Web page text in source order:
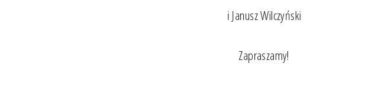
i Janusz Wilczyński
Zapraszamy!